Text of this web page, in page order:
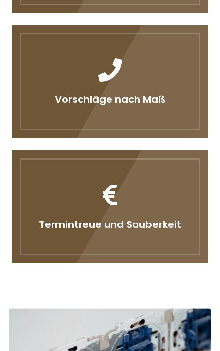
Vorschläge nach Maß
Termintreue und Sauberkeit